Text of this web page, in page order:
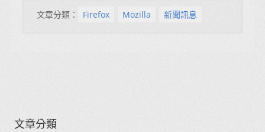
文章分類： Firefox Mozilla 新聞訊息
文章分類